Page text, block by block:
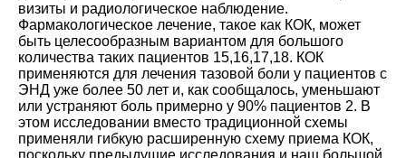
визиты и радиологическое наблюдение.
Фармакологическое лечение, такое как КОК, может
быть целесообразным вариантом для большого
количества таких пациентов 15,16,17,18. КОК
применяются для лечения тазовой боли у пациентов с
ЭНД уже более 50 лет и, как сообщалось, уменьшают
или устраняют боль примерно у 90% пациентов 2. В
этом исследовании вместо традиционной схемы
применяли гибкую расширенную схему приема КОК,
поскольку предыдущие исследования и наш большой